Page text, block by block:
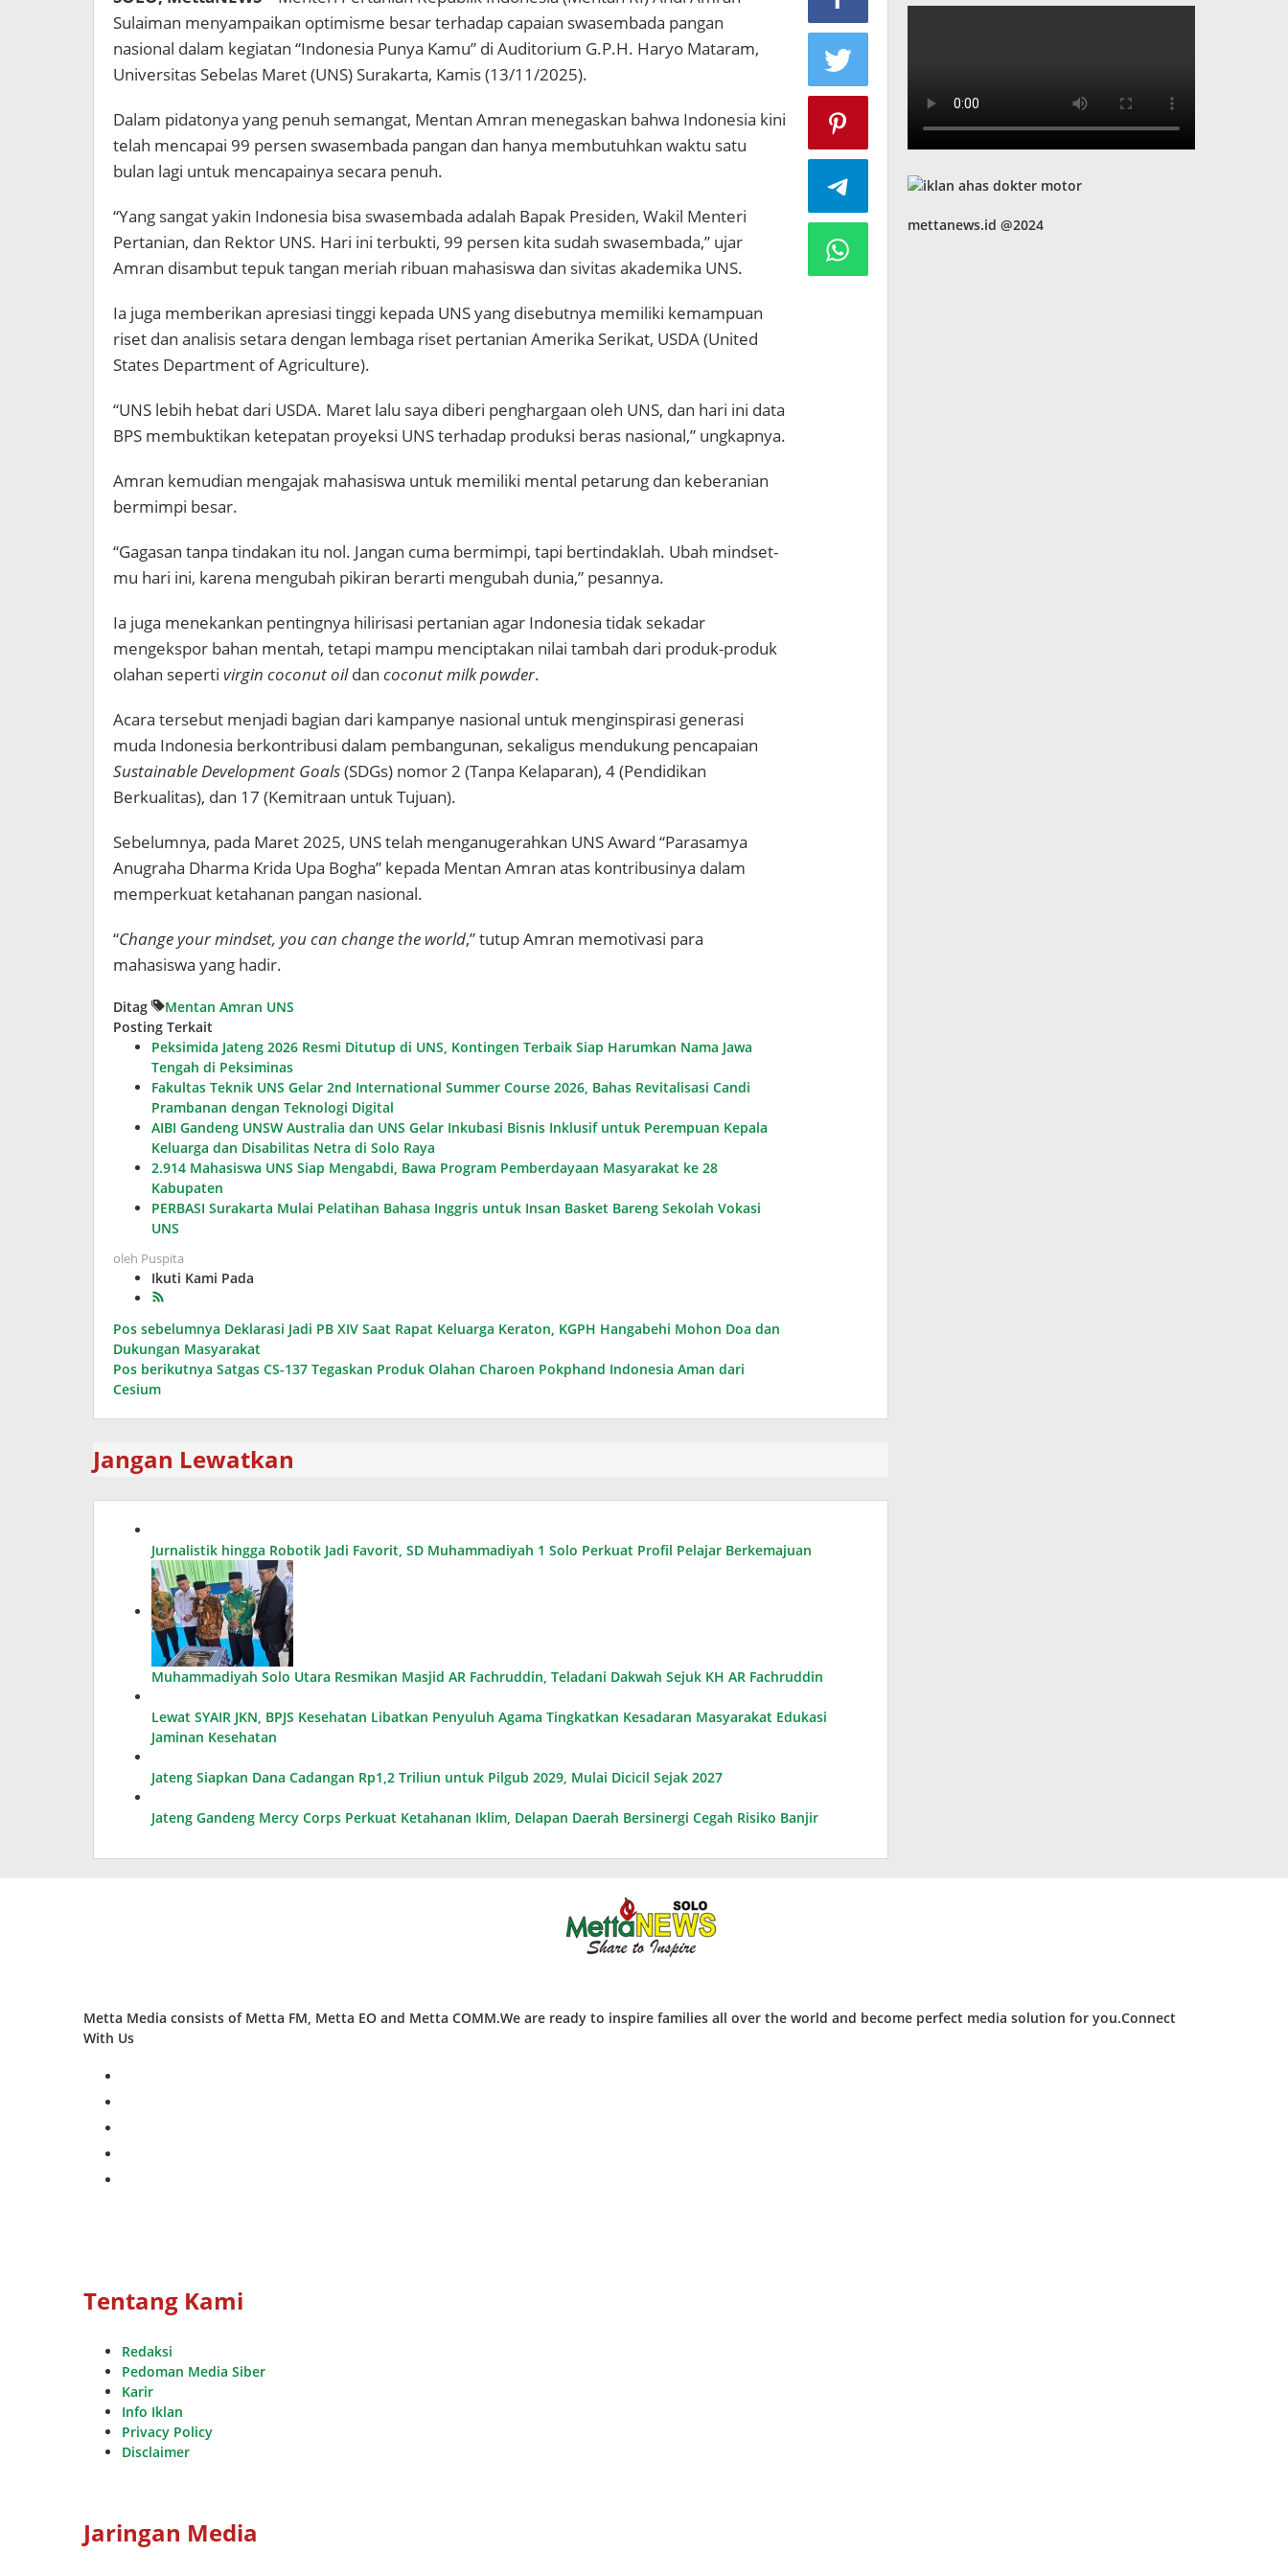
Sulaiman menyampaikan optimisme besar terhadap capaian swasembada pangan
nasional dalam kegiatan “Indonesia Punya Kamu” di Auditorium G.P.H. Haryo Mataram,
Universitas Sebelas Maret (UNS) Surakarta, Kamis (13/11/2025).
Dalam pidatonya yang penuh semangat, Mentan Amran menegaskan bahwa Indonesia kini
telah mencapai 99 persen swasembada pangan dan hanya membutuhkan waktu satu
bulan lagi untuk mencapainya secara penuh.
“Yang sangat yakin Indonesia bisa swasembada adalah Bapak Presiden, Wakil Menteri
Pertanian, dan Rektor UNS. Hari ini terbukti, 99 persen kita sudah swasembada,” ujar
Amran disambut tepuk tangan meriah ribuan mahasiswa dan sivitas akademika UNS.
Ia juga memberikan apresiasi tinggi kepada UNS yang disebutnya memiliki kemampuan
riset dan analisis setara dengan lembaga riset pertanian Amerika Serikat, USDA (United
States Department of Agriculture).
“UNS lebih hebat dari USDA. Maret lalu saya diberi penghargaan oleh UNS, dan hari ini data
BPS membuktikan ketepatan proyeksi UNS terhadap produksi beras nasional,” ungkapnya.
Amran kemudian mengajak mahasiswa untuk memiliki mental petarung dan keberanian
bermimpi besar.
“Gagasan tanpa tindakan itu nol. Jangan cuma bermimpi, tapi bertindaklah. Ubah mindset-
mu hari ini, karena mengubah pikiran berarti mengubah dunia,” pesannya.
Ia juga menekankan pentingnya hilirisasi pertanian agar Indonesia tidak sekadar
mengekspor bahan mentah, tetapi mampu menciptakan nilai tambah dari produk-produk
olahan seperti virgin coconut oildan coconut milk powder.
Acara tersebut menjadi bagian dari kampanye nasional untuk menginspirasi generasi
muda Indonesia berkontribusi dalam pembangunan, sekaligus mendukung pencapaian
Sustainable Development Goals(SDGs) nomor 2 (Tanpa Kelaparan), 4 (Pendidikan
Berkualitas), dan 17 (Kemitraan untuk Tujuan).
Sebelumnya, pada Maret 2025, UNS telah menganugerahkan UNS Award “Parasamya
Anugraha Dharma Krida Upa Bogha” kepada Mentan Amran atas kontribusinya dalam
memperkuat ketahanan pangan nasional.
“Change your mindset, you can change the world,” tutup Amran memotivasi para
mahasiswa yang hadir.
Ditag Mentan Amran UNS
Posting Terkait
Peksimida Jateng 2026 Resmi Ditutup di UNS, Kontingen Terbaik Siap Harumkan Nama Jawa
Tengah di Peksiminas
Fakultas Teknik UNS Gelar 2nd International Summer Course 2026, Bahas Revitalisasi Candi
Prambanan dengan Teknologi Digital
AIBI Gandeng UNSW Australia dan UNS Gelar Inkubasi Bisnis Inklusif untuk Perempuan Kepala
Keluarga dan Disabilitas Netra di Solo Raya
2.914 Mahasiswa UNS Siap Mengabdi, Bawa Program Pemberdayaan Masyarakat ke 28
Kabupaten
PERBASI Surakarta Mulai Pelatihan Bahasa Inggris untuk Insan Basket Bareng Sekolah Vokasi
UNS
oleh Puspita
Ikuti Kami Pada
Navigasi
pos
Pos sebelumnya Deklarasi Jadi PB XIV Saat Rapat Keluarga Keraton, KGPH Hangabehi Mohon Doa dan
Dukungan Masyarakat
Pos berikutnya Satgas CS-137 Tegaskan Produk Olahan Charoen Pokphand Indonesia Aman dari
Cesium
Jangan Lewatkan
Jurnalistik hingga Robotik Jadi Favorit, SD Muhammadiyah 1 Solo Perkuat Profil Pelajar Berkemajuan
Muhammadiyah Solo Utara Resmikan Masjid AR Fachruddin, Teladani Dakwah Sejuk KH AR Fachruddin
Lewat SYAIR JKN, BPJS Kesehatan Libatkan Penyuluh Agama Tingkatkan Kesadaran Masyarakat Edukasi
Jaminan Kesehatan
Jateng Siapkan Dana Cadangan Rp1,2 Triliun untuk Pilgub 2029, Mulai Dicicil Sejak 2027
Jateng Gandeng Mercy Corps Perkuat Ketahanan Iklim, Delapan Daerah Bersinergi Cegah Risiko Banjir
mettanews.id @2024
Metta Media consists of Metta FM, Metta EO and Metta COMM.We are ready to inspire families all over the world and become perfect media solution for you.Connect
With Us
Tentang Kami
Redaksi
Pedoman Media Siber
Karir
Info Iklan
Privacy Policy
Disclaimer
Jaringan Media